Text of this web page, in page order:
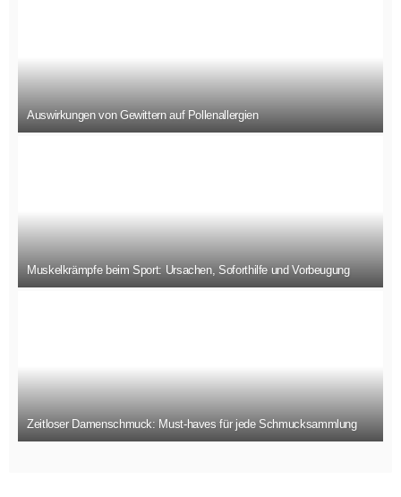
Auswirkungen von Gewittern auf Pollenallergien
Muskelkrämpfe beim Sport: Ursachen, Soforthilfe und Vorbeugung
Zeitloser Damenschmuck: Must-haves für jede Schmucksammlung